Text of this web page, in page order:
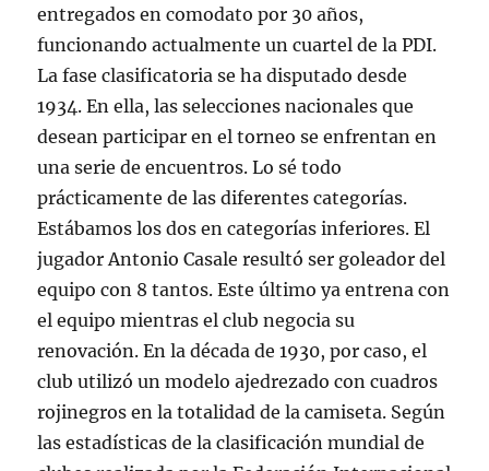
entregados en comodato por 30 años,
funcionando actualmente un cuartel de la PDI.
La fase clasificatoria se ha disputado desde
1934. En ella, las selecciones nacionales que
desean participar en el torneo se enfrentan en
una serie de encuentros. Lo sé todo
prácticamente de las diferentes categorías.
Estábamos los dos en categorías inferiores. El
jugador Antonio Casale resultó ser goleador del
equipo con 8 tantos. Este último ya entrena con
el equipo mientras el club negocia su
renovación. En la década de 1930, por caso, el
club utilizó un modelo ajedrezado con cuadros
rojinegros en la totalidad de la camiseta. Según
las estadísticas de la clasificación mundial de